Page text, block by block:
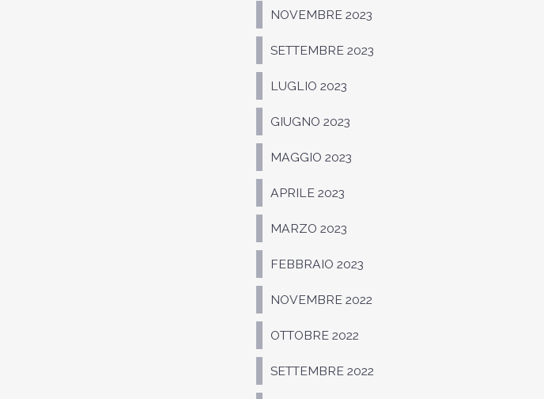
NOVEMBRE 2023
SETTEMBRE 2023
LUGLIO 2023
GIUGNO 2023
MAGGIO 2023
APRILE 2023
MARZO 2023
FEBBRAIO 2023
NOVEMBRE 2022
OTTOBRE 2022
SETTEMBRE 2022